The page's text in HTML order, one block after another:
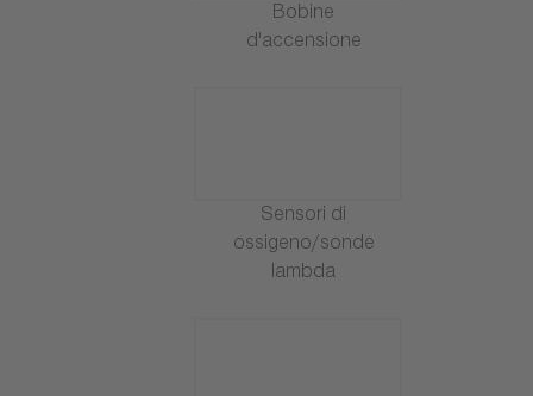
Bobine
d'accensione
Sensori di
ossigeno/sonde
lambda